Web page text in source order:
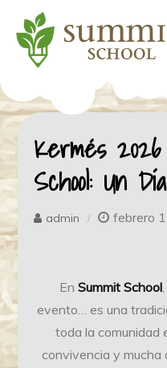
content
Summit Shool
Kermés
School: Un
admin febrero
En Summit School
evento… es una
toda la comunidad
convivencia y mucha